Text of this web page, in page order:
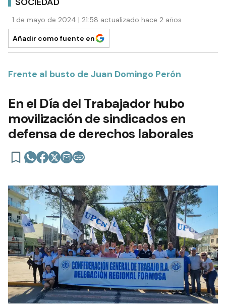
1 de mayo de 2024 | 21:58 actualizado hace 2 años
Añadir como fuente en
Frente al busto de Juan Domingo Perón
En el Día del Trabajador hubo
movilización de sindicados en
defensa de derechos laborales